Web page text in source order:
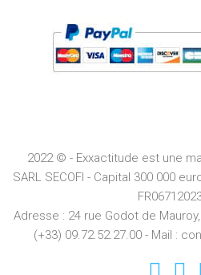
2022 © - Exxactitude est une
SARL SECOFI - Capital 300 000
Adresse : 24 rue Godot de
(+33) 09.72.52.27.00 - Mail :